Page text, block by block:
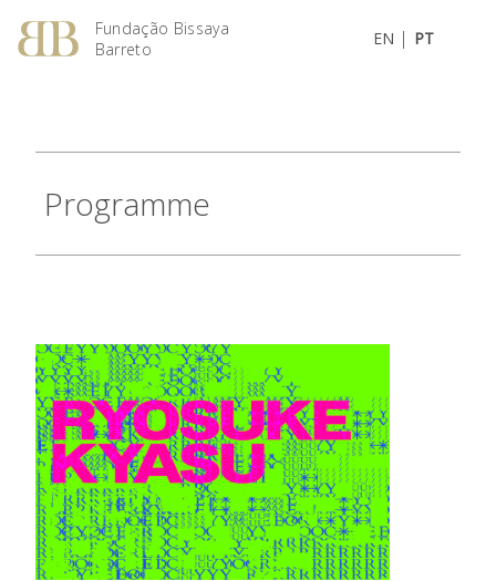
Fundação Bissaya
Barreto
EN | PT
Programme